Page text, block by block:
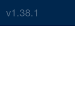
v1.38.1